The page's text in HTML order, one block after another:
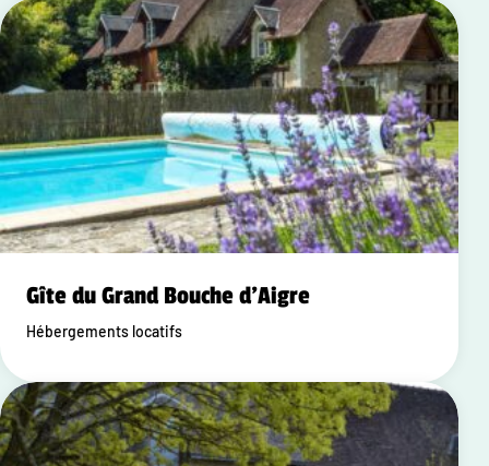
Gîte du Grand Bouche d'Aigre
Hébergements locatifs